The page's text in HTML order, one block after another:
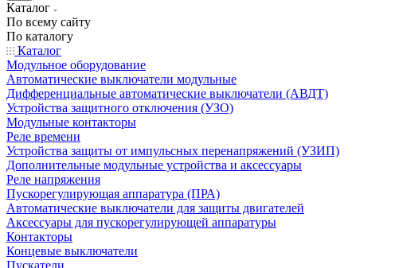
Каталог
По всему сайту
По каталогу
Каталог
Модульное оборудование
Автоматические выключатели модульные
Дифференциальные автоматические выключатели (АВДТ)
Устройства защитного отключения (УЗО)
Модульные контакторы
Реле времени
Устройства защиты от импульсных перенапряжений (УЗИП)
Дополнительные модульные устройства и аксессуары
Реле напряжения
Пускорегулирующая аппаратура (ПРА)
Автоматические выключатели для защиты двигателей
Аксессуары для пускорегулирующей аппаратуры
Контакторы
Концевые выключатели
Пускатели